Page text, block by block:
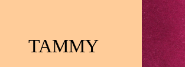
TAMMY